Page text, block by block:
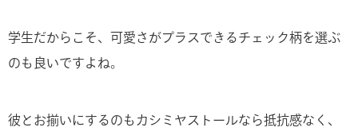
学生だからこそ、可愛さがプラスできるチェック柄を選ぶ
のも良いですよね。
彼とお揃いにするのもカシミヤストールなら抵抗感なく、